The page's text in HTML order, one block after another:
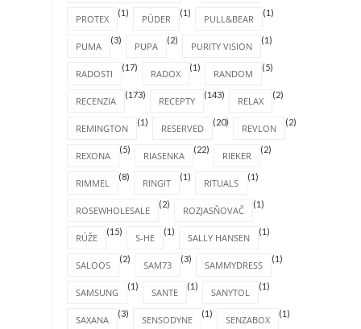
PROTEX
(1)
PÚDER
(1)
PULL&BEAR
(1)
PUMA
(3)
PUPA
(2)
PURITY VISION
(1)
RADOSTI
(17)
RADOX
(1)
RANDOM
(5)
RECENZIA
(173)
RECEPTY
(143)
RELAX
(2)
REMINGTON
(1)
RESERVED
(20)
REVLON
(2)
REXONA
(5)
RIASENKA
(22)
RIEKER
(2)
RIMMEL
(8)
RINGIT
(1)
RITUALS
(1)
ROSEWHOLESALE
(2)
ROZJASŇOVAČ
(1)
RÚŽE
(15)
S-HE
(1)
SALLY HANSEN
(1)
SALOOS
(2)
SAM73
(3)
SAMMYDRESS
(1)
SAMSUNG
(1)
SANTE
(1)
SANYTOL
(1)
SAXANA
(3)
SENSODYNE
(1)
SENZABOX
(1)